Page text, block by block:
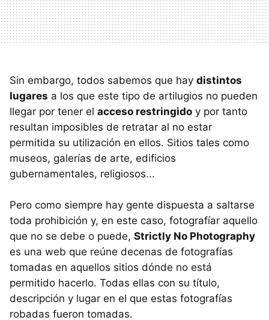
Sin embargo, todos sabemos que hay distintos
lugares a los que este tipo de artilugios no pueden
llegar por tener el acceso restringido y por tanto
resultan imposibles de retratar al no estar
permitida su utilización en ellos. Sitios tales como
museos, galerías de arte, edificios
gubernamentales, religiosos...
Pero como siempre hay gente dispuesta a saltarse
toda prohibición y, en este caso, fotografíar aquello
que no se debe o puede, Strictly No Photography
es una web que reúne decenas de fotografías
tomadas en aquellos sitios dónde no está
permitido hacerlo. Todas ellas con su título,
descripción y lugar en el que estas fotografías
robadas fueron tomadas.